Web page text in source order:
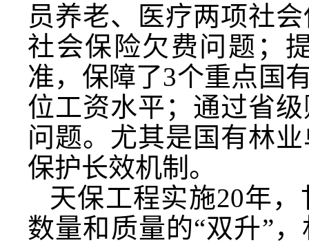
员养老、医疗两项社
社会保险欠费问题；
准，保障了3个重点国
位工资水平；通过省
问题。尤其是国有林
保护长效机制。
天保工程实施20年
数量和质量的“双升”